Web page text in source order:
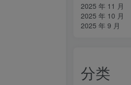
2025 年 11 月
2025 年 10 月
2025 年 9 月
分类